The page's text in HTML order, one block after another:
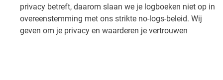
privacy betreft, daarom slaan we je logboeken niet op in
overeenstemming met ons strikte no-logs-beleid. Wij
geven om je privacy en waarderen je vertrouwen